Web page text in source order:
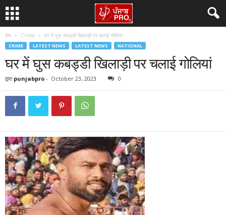
होम Crime घर में घुस कबड्डी खिलाड़ी पर चलाई गोलियां
CRIME LATEST NEWS LATEST NEWS NATIONAL
घर में घुस कबड्डी खिलाड़ी पर चलाई गोलियां
द्वारा punjabpro - October 23, 2023 0